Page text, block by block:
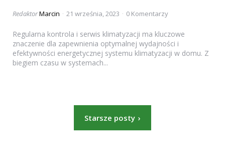
Posted
RedaktorMarcin 21 września, 2023 0 Komentarzy
Regularna kontrola i serwis klimatyzacji ma kluczowe
znaczenie dla zapewnienia optymalnej wydajności i
efektywności energetycznej systemu klimatyzacji w domu. Z
biegiem czasu w systemach...
Starsze posty